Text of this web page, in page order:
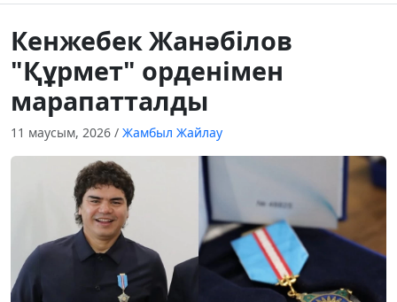
Кенжебек Жанәбілов
"Құрмет" орденімен
марапатталды
11 маусым, 2026 / Жамбыл Жайлау